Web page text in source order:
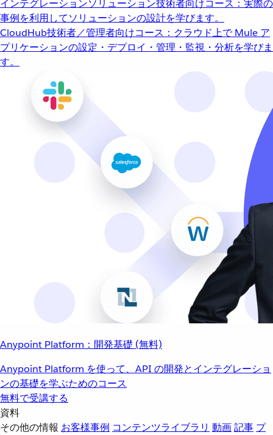
インテグレーションソリューション技術者向けコース：実際の
事例を利用してソリューションの設計を学びます。
CloudHub技術者／管理者向けコース：クラウド上で Mule ア
プリケーションの設定・デプロイ・管理・監視・分析を学びま
す。
Anypoint Platform：開発基礎 (無料)
Anypoint Platform を使って、API の開発とインテグレーショ
ンの基礎を学ぶためのコース
無料で受講する
資料
その他の情報 お客様事例 コンテンツライブラリ 動画記事 プ